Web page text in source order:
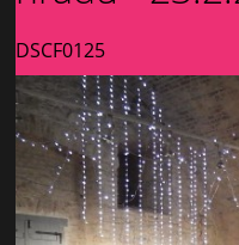
DSCF0125